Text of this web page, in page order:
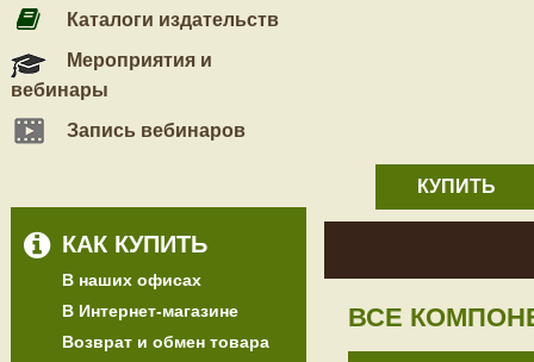
Каталоги издательств
Мероприятия и
вебинары
Запись вебинаров
КАК КУПИТЬ
В наших офисах
В Интернет-магазине
Возврат и обмен товара
КУПИТЬ
ВСЕ